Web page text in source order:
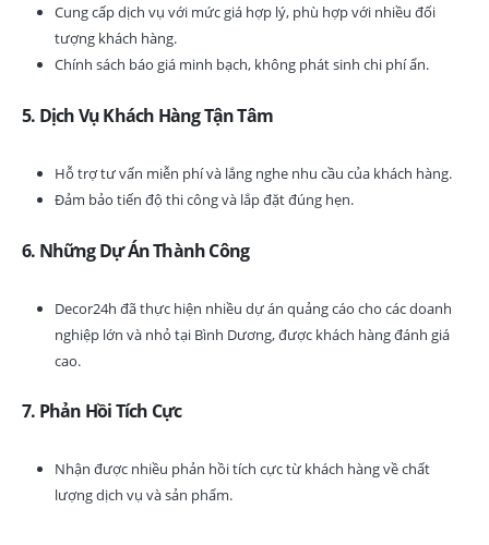
Cung cấp dịch vụ với mức giá hợp lý, phù hợp với nhiều đối
tượng khách hàng.
Chính sách báo giá minh bạch, không phát sinh chi phí ẩn.
5. Dịch Vụ Khách Hàng Tận Tâm
Hỗ trợ tư vấn miễn phí và lắng nghe nhu cầu của khách hàng.
Đảm bảo tiến độ thi công và lắp đặt đúng hẹn.
6. Những Dự Án Thành Công
Decor24h đã thực hiện nhiều dự án quảng cáo cho các doanh
nghiệp lớn và nhỏ tại Bình Dương, được khách hàng đánh giá
cao.
7. Phản Hồi Tích Cực
Nhận được nhiều phản hồi tích cực từ khách hàng về chất
lượng dịch vụ và sản phẩm.